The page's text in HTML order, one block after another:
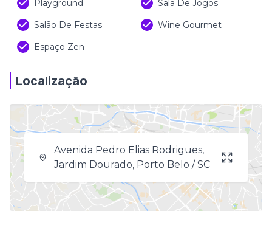
Playground
Sala De Jogos
Salão De Festas
Wine Gourmet
Espaço Zen
Localização
Avenida Pedro Elias Rodrigues,
Jardim Dourado, Porto Belo / SC